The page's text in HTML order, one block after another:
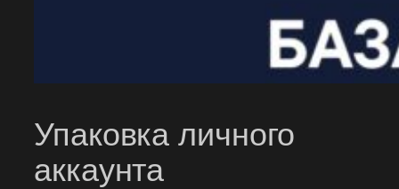
Упаковка личного
аккаунта